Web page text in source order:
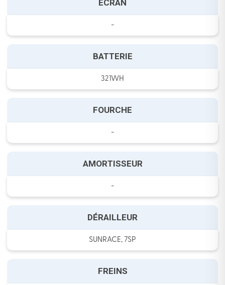
ECRAN
-
BATTERIE
321WH
FOURCHE
-
AMORTISSEUR
-
DÉRAILLEUR
SUNRACE, 7SP
FREINS